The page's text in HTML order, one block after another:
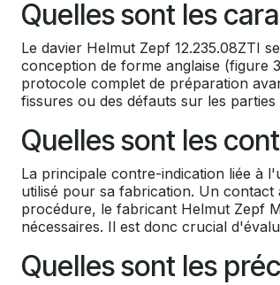
Quelles sont les
Le davier Helmut Zepf 12.235.08ZTI
conception de forme anglaise (figure
protocole complet de préparation
fissures ou des défauts sur les
Quelles sont les
La principale contre-indication liée à
utilisé pour sa fabrication. Un
procédure, le fabricant Helmut Zepf
nécessaires. Il est donc crucial
Quelles sont les